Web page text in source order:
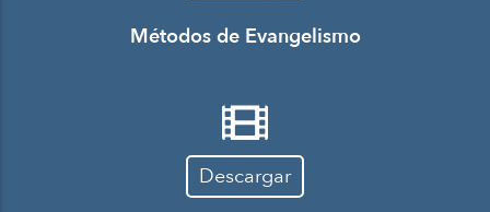
Métodos de Evangelismo
Descargar